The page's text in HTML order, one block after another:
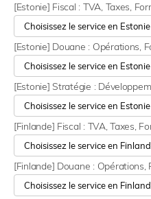
[Estonie] Fiscal : TVA, Taxes,
[Estonie] Douane : Opérations,
[Estonie] Stratégie :
[Finlande] Fiscal : TVA, Taxes,
[Finlande] Douane : Opérations,